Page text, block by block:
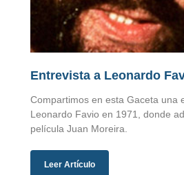
Entrevista a Leonardo
Compartimos en esta Gaceta una
Leonardo Favio en 1971, donde
película Juan Moreira.
Leer Artículo